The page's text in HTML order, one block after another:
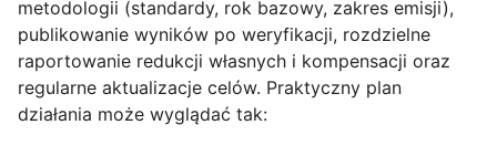
metodologii (standardy, rok bazowy, zakres emisji),
publikowanie wyników po weryfikacji, rozdzielne
raportowanie redukcji własnych i kompensacji oraz
regularne aktualizacje celów. Praktyczny plan
działania może wyglądać tak: